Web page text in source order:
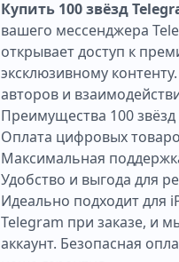
Купить 100 звёзд
вашего мессенджера
открывает доступ к
эксклюзивному
авторов и
Преимущества 100 звёзд
Оплата цифровых
Максимальная
Удобство и выгода для
Идеально подходит для
Telegram при заказе, и
аккаунт. Безопасная